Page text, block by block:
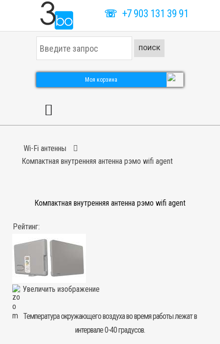
☏ +7 903 131 39 91
к
а
ь
ПОИСК
Моя корзина
Wi-Fi антенны
Компактная внутренняя антенна рэмо wifi agent
Компактная внутренняя антенна рэмо wifi agent
Рейтинг:
Увеличить изображение
Температура окружающего воздуха во время работы лежат в
интервале 0-40 градусов.